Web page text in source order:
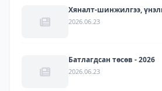
Хяналт-шинжилгээ,
2026.06.23
Батлагдсан төсөв - 2026
2026.06.23